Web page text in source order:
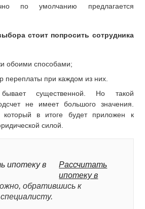
по умолчанию предлагается
стоит попросить сотрудника
обоими способами;
переплаты при каждом из них.
существенной. Но такой
не имеет большого значения.
который в итоге будет приложен к
силой.
Рассчитать
ипотеку в
обратившись к